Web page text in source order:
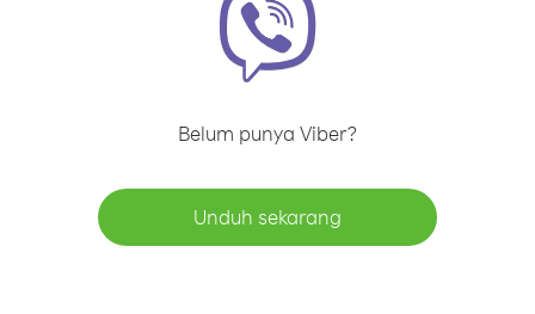
Belum punya Viber?
Unduh sekarang